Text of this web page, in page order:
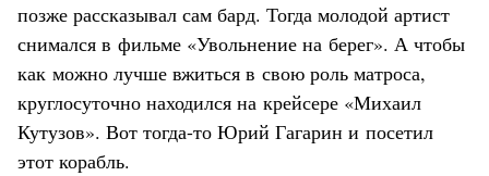
позже рассказывал сам бард. Тогда молодой артист
снимался в фильме «Увольнение на берег». А чтобы
как можно лучше вжиться в свою роль матроса,
круглосуточно находился на крейсере «Михаил
Кутузов». Вот тогда-то Юрий Гагарин и посетил
этот корабль.